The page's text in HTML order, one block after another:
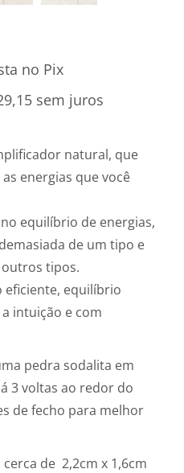
no Pix
sem juros
natural, que
energias que você
equilíbrio de energias,
de um tipo e
tipos.
eficiente, equilíbrio
intuição e com
pedra sodalita em
3 voltas ao redor do
de fecho para melhor
de 2,2cm x 1,6cm